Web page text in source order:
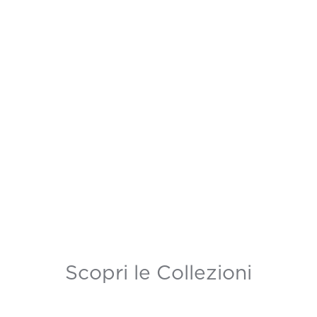
Scopri le Collezioni